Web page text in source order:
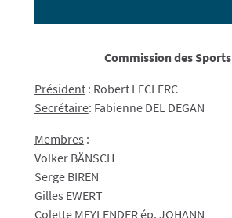
Commission des Sports
Président: Robert LECLERC
Secrétaire: Fabienne DEL DEGAN
Membres :
Volker BÄNSCH
Serge BIREN
Gilles EWERT
Colette MEYLENDER ép. JOHANN